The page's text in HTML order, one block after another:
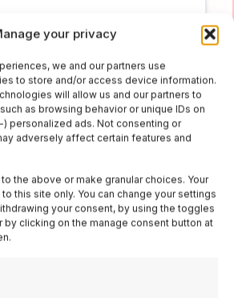
your privacy
we and our partners use
to store and/or access device information.
will allow us and our partners to
as browsing behavior or unique IDs on
personalized ads. Not consenting or
adversely affect certain features and
the above or make granular choices. Your
this site only. You can change your settings
your consent, by using the toggles
by clicking on the manage consent button at